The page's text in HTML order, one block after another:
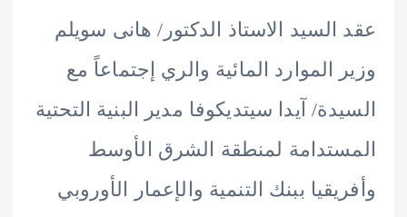
الاستاذ الدكتور/ هانى سويلم
الموارد المائية والري إجتماعاً مع
آيدا سيتديكوفا مدير البنية التحتية
لمنطقة الشرق الأوسط
ببنك التنمية والإعمار الأوروبي